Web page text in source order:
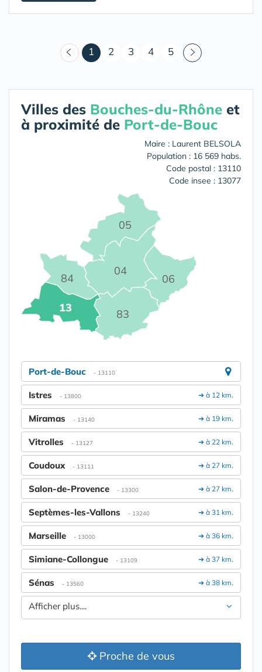
1 (courant)
2 3 4 5
Villes des Bouches-du-Rhône et
à proximité de Port-de-Bouc
Maire : Laurent BELSOLA
Population : 16 569 habs.
Code postal : 13110
Code insee : 13077
04
05
06
13 83
84
Port-de-Bouc - 13110
➔ à 12 km.
Istres - 13800
➔ à 19 km.
Miramas - 13140
➔ à 22 km.
Vitrolles - 13127
➔ à 27 km.
Coudoux - 13111
➔ à 27 km.
Salon-de-Provence - 13300
➔ à 31 km.
Septèmes-les-Vallons - 13240
➔ à 36 km.
Marseille - 13000
➔ à 37 km.
Simiane-Collongue - 13109
➔ à 38 km.
Sénas - 13560
Afficher plus....
Proche de vous